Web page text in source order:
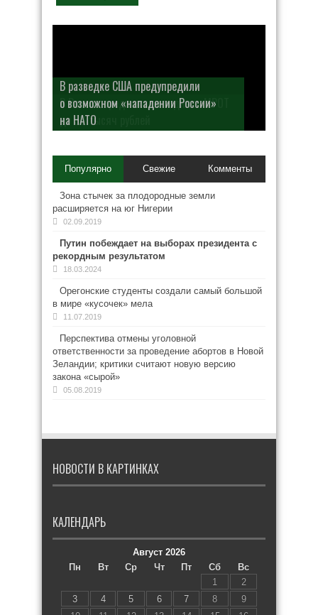
В разведке США предупредили
о возможном «нападении России»
на НАТО
Популярно Свежие Комменты
Зона стычек за плодородные земли
расширяется на юг Нигерии
02.09.2019
Путин побеждает на выборах президента с
рекордным результатом
18.03.2024
Орегонские студенты создали самый большой
в мире «кусочек» мела
11.07.2019
Перспектива отмены уголовной
ответственности за проведение абортов в Новой
Зеландии; критики считают новую версию
закона «сырой»
05.08.2019
НОВОСТИ В КАРТИНКАХ
КАЛЕНДАРЬ
Август 2026
Пн
Вт Ср Чт Пт Сб
Вс
1
2
3
4 5 6 7 8
9